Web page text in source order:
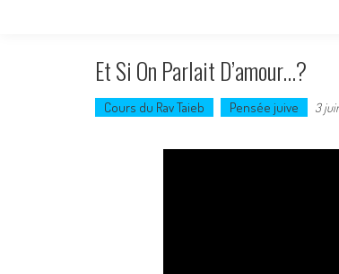
Et Si On Parlait D’amour…?
Cours du Rav Taieb Pensée juive 3